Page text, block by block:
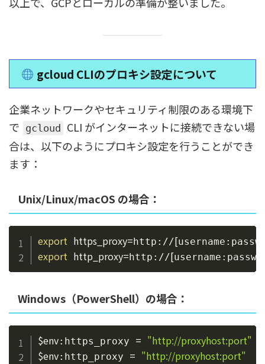
gcloud CLIのプロキシ設定について
企業ネットワークやセキュリティ制限のある環境下
で gcloud CLI がインターネットに接続できない場
合は、以下のようにプロキシ設定を行うことができ
ます：
Unix/Linux/macOS の場合：
export https_proxy=http://[
export http_proxy=http://[
Windows（PowerShell）の場合：
$env:https_proxy = "http://proxyhost:port"
$env:http_proxy = "http://proxyhost:port"
Copy